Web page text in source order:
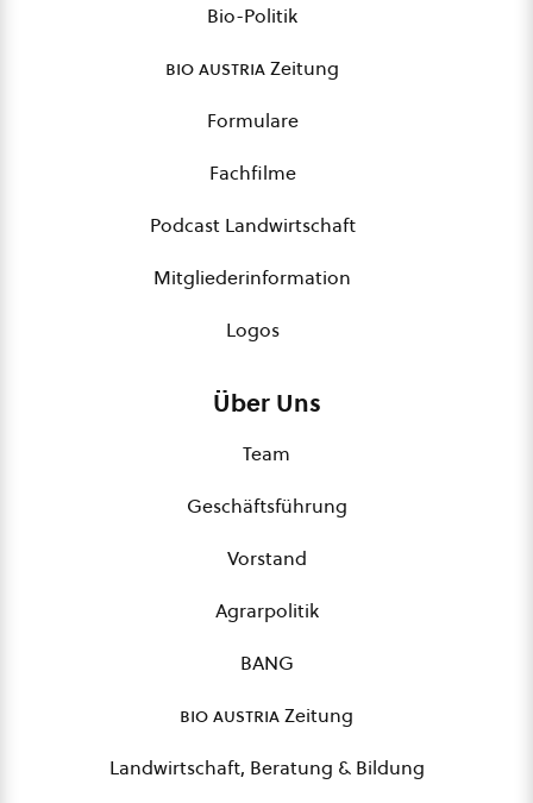
Bio-Politik
bio austriaZeitung
Formulare
Fachfilme
Podcast Landwirtschaft
Mitgliederinformation
Logos
Über Uns
Team
Geschäftsführung
Vorstand
Agrarpolitik
BANG
bio austriaZeitung
Landwirtschaft, Beratung & Bildung